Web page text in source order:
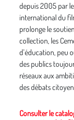
depuis 2005 par
international du
prolonge le
collection, les
d’éducation, peu
des publics
réseaux aux
des débats
Consulter le